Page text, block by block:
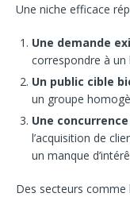
Une niche efficace
Une demande
correspondre à un
Un public cible
un groupe
Une
l’acquisition de
un manque
Des secteurs comme